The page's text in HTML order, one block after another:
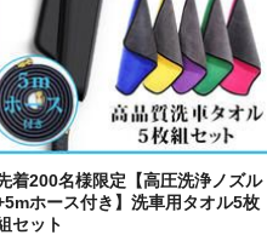
着200名様限定【高圧洗浄ノズル
ホース付き】洗車用タオル5枚
セット